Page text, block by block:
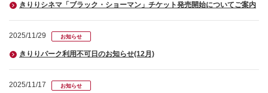
きりりシネマ「ブラック・ショーマン」チケット発売開始についてご案内
2025/11/29 お知らせ
きりりパーク利用不可日のお知らせ(12月)
2025/11/17 お知らせ